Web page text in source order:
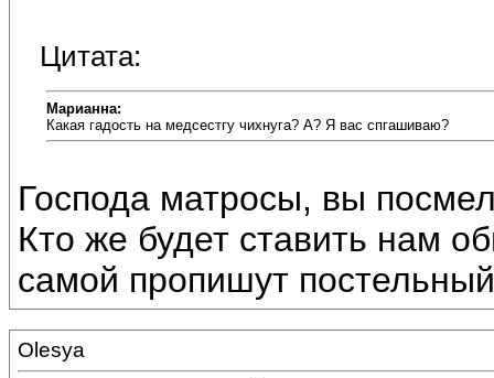
Цитата:
Марианна:
Какая гадость на медсестгу чихнуга? А? Я вас спгашиваю?
Господа матросы, вы
Кто же будет ставить нам
самой пропишут
Olesya